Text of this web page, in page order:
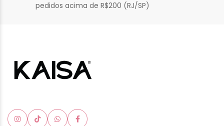
pedidos acima de R$200 (RJ/SP)